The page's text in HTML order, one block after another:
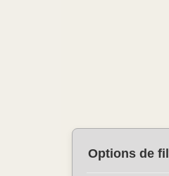
Options de